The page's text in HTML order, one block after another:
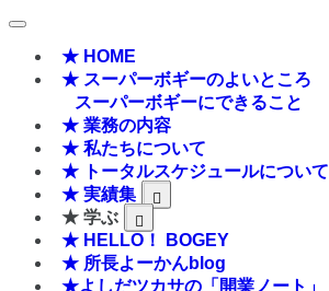
★ HOME
★ スーパーボギーのよいところ
スーパーボギーにできること
★ 業務の内容
★ 私たちについて
★ トータルスケジュールについて
★ 実績集
★ 学ぶ
★ HELLO！ BOGEY
★ 所長よーかんblog
★よしだツカサの「開業ノート」